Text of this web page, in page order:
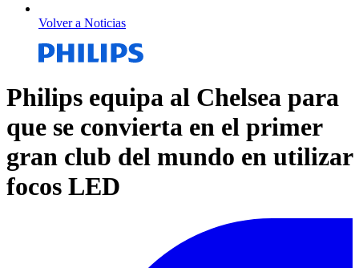
Volver a Noticias
Philips equipa al Chelsea para
que se convierta en el primer
gran club del mundo en utilizar
focos LED